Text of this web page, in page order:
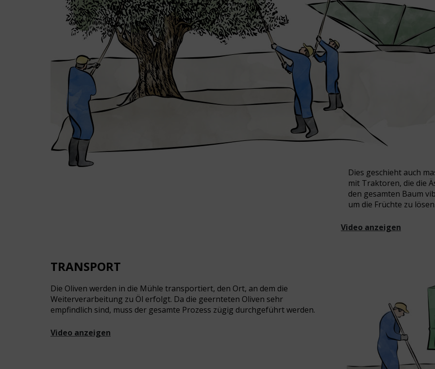
Dies geschieht auch
mit Traktoren, die die
den gesamten Baum
um die Früchte zu
Video anzeigen
TRANSPORT
Die Oliven werden in die Mühle transportiert, den Ort, an dem die
Weiterverarbeitung zu Öl erfolgt. Da die geernteten Oliven sehr
empfindlich sind, muss der gesamte Prozess zügig durchgeführt werden.
Video anzeigen